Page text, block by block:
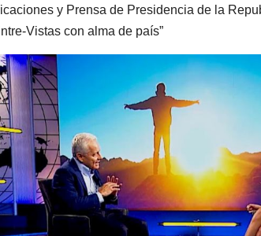
y Prensa de Presidencia de la
Vistas con alma de país”